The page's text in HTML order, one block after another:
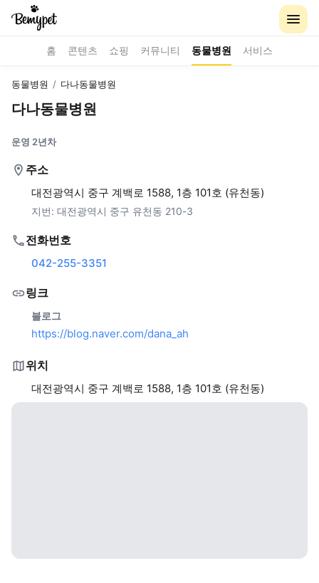
홈 콘텐츠 쇼핑 커뮤니티 동물병원 서비스
동물병원 / 다나동물병원
다나동물병원
운영 2년차
주소
대전광역시 중구 계백로 1588, 1층 101호 (유천동)
지번: 대전광역시 중구 유천동 210-3
전화번호
042-255-3351
링크
블로그
https://blog.naver.com/dana_ah
위치
대전광역시 중구 계백로 1588, 1층 101호 (유천동)